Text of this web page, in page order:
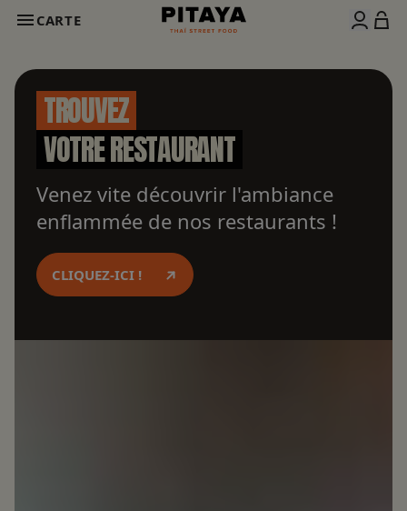
CARTE
TROUVEZ
VOTRE RESTAURANT
Venez vite découvrir l'ambiance
enflammée de nos restaurants !
CLIQUEZ-ICI !